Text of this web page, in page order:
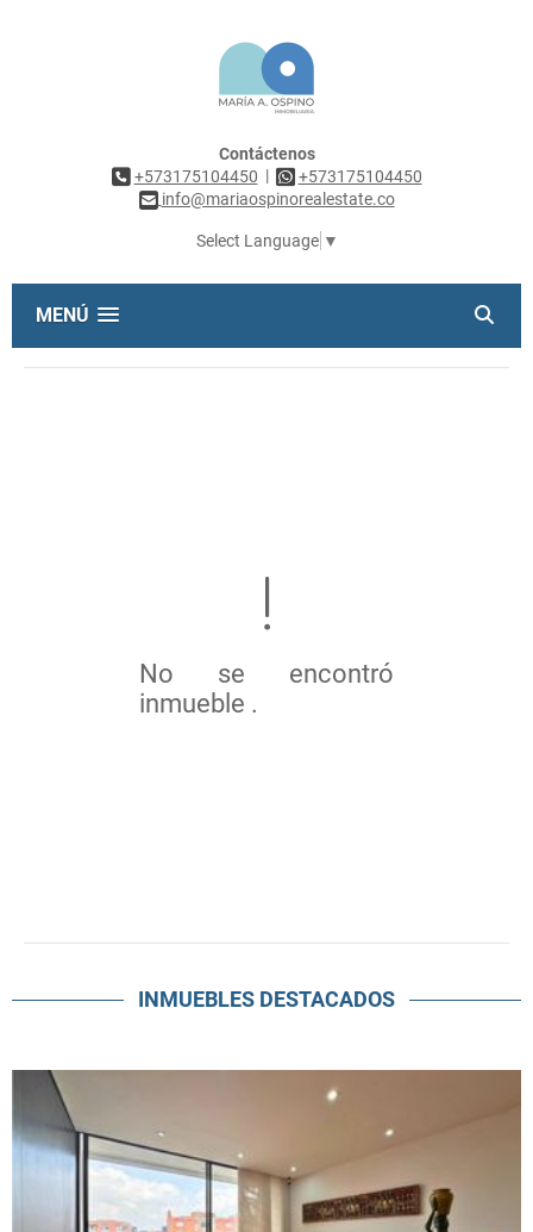
Contáctenos
+573175104450 |
+573175104450
info@mariaospinorealestate.co
Select Language ▼
MENÚ
No se encontró
inmueble .
INMUEBLES DESTACADOS